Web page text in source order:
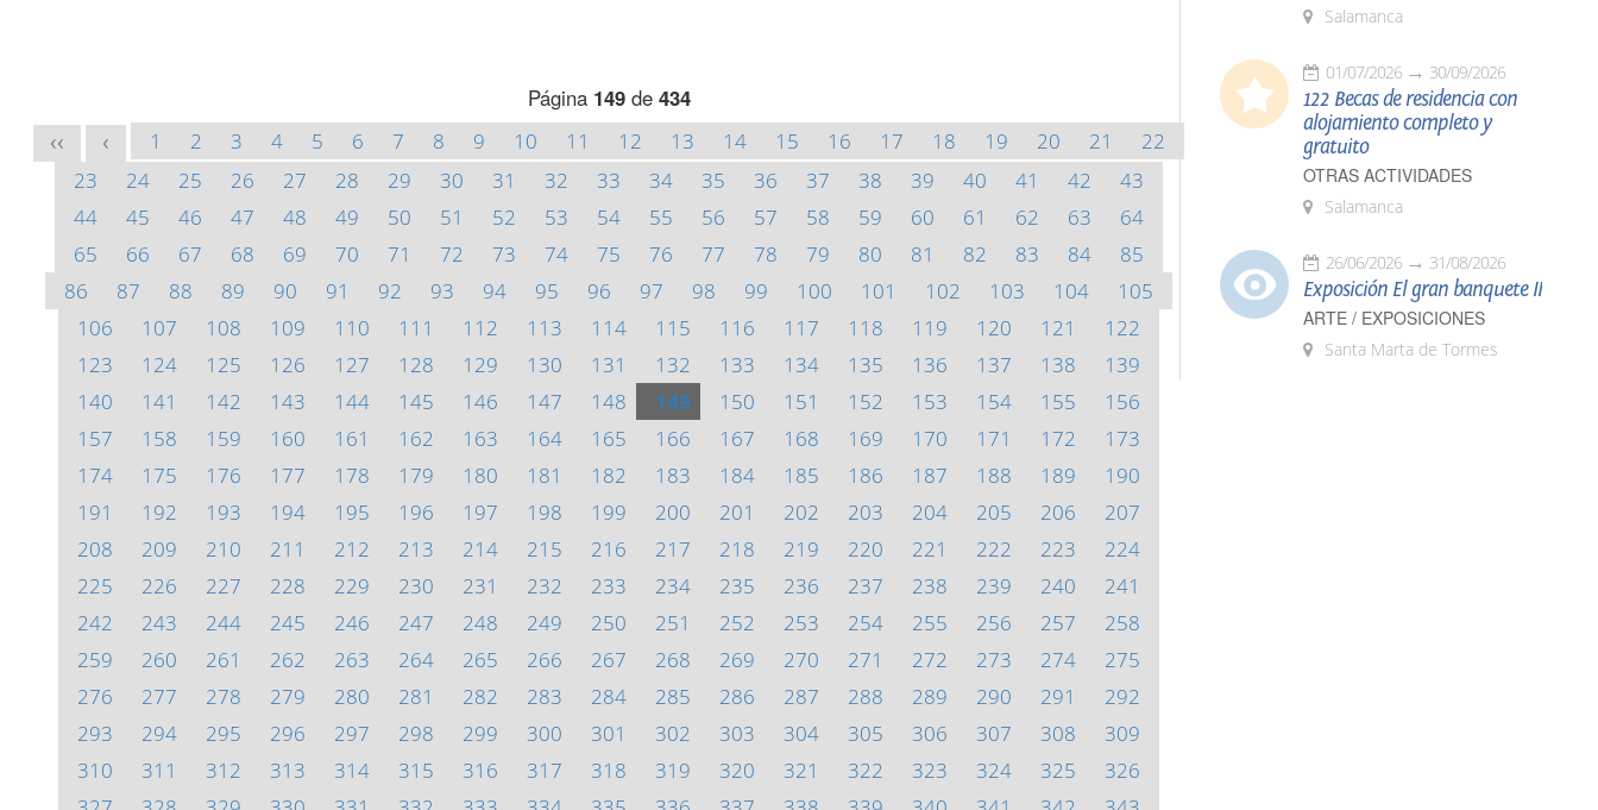
Página 149de 434
<< < 1 2 3 4 5 6 7 8 9 10 11 12 13 14 15 16 17 18 19 20 21
22
23
24 25 26 27 28 29 30 31 32 33 34 35 36 37 38 39 40 41 42
43
44
45 46 47 48 49 50 51 52 53 54 55 56 57 58 59 60 61 62 63
64
65
66 67 68 69 70 71 72 73 74 75 76 77 78 79 80 81 82 83 84
85
86
87 88 89 90 91 92 93 94 95 96 97 98 99 100 101 102 103 104
105
106
107 108 109 110 111 112 113 114 115 116 117 118 119 120 121
122
123
124 125 126 127 128 129 130 131 132 133 134 135 136 137 138
139
140
141 142 143 144 145 146 147 148 149 150 151 152 153 154 155
156
157
158 159 160 161 162 163 164 165 166 167 168 169 170 171 172
173
174
175 176 177 178 179 180 181 182 183 184 185 186 187 188 189
190
191
192 193 194 195 196 197 198 199 200 201 202 203 204 205 206
207
208
209 210 211 212 213 214 215 216 217 218 219 220 221 222 223
224
225
226 227 228 229 230 231 232 233 234 235 236 237 238 239 240
241
242
243 244 245 246 247 248 249 250 251 252 253 254 255 256 257
258
259
260 261 262 263 264 265 266 267 268 269 270 271 272 273 274
275
276
277 278 279 280 281 282 283 284 285 286 287 288 289 290 291
292
293
294 295 296 297 298 299 300 301 302 303 304 305 306 307 308
309
310
311 312 313 314 315 316 317 318 319 320 321 322 323 324 325
326
Salamanca
01/07/2026 30/09/2026
122 Becas de residencia con
alojamiento completo y
gratuito
OTRAS ACTIVIDADES
Salamanca
26/06/2026 31/08/2026
Exposición El gran banquete II
ARTE / EXPOSICIONES
Santa Marta de Tormes